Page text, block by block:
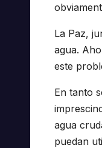
La Paz,
agua.
este
En tanto
agua
puedan